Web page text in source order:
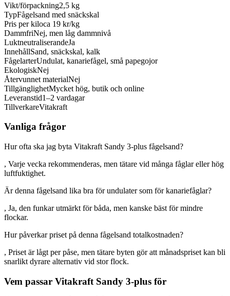
Vikt/förpackning2,5 kg
TypFågelsand med snäckskal
Pris per kiloca 19 kr/kg
DammfriNej, men låg dammnivå
LuktneutraliserandeJa
InnehållSand, snäckskal, kalk
FågelarterUndulat, kanariefågel, små papegojor
EkologiskNej
Återvunnet materialNej
TillgänglighetMycket hög, butik och online
Leveranstid1–2 vardagar
TillverkareVitakraft
Vanliga frågor
Hur ofta ska jag byta Vitakraft Sandy 3-plus fågelsand?
, Varje vecka rekommenderas, men tätare vid många fåglar eller hög
luftfuktighet.
Är denna fågelsand lika bra för undulater som för kanariefåglar?
, Ja, den funkar utmärkt för båda, men kanske bäst för mindre
flockar.
Hur påverkar priset på denna fågelsand totalkostnaden?
, Priset är lågt per påse, men tätare byten gör att månadspriset kan bli
snarlikt dyrare alternativ vid stor flock.
Vem passar Vitakraft Sandy 3-plus för